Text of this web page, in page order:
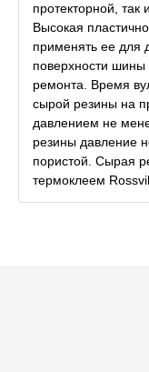
протекторной, так
Высокая
применять ее для
поверхности
ремонта. Время
сырой резины на
давлением не
резины давление
пористой. Сырая
термоклеем